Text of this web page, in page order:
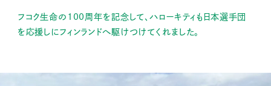
フコク生命の100周年を記念して、ハローキティも日本選手団
を応援しにフィンランドへ駆けつけてくれました。